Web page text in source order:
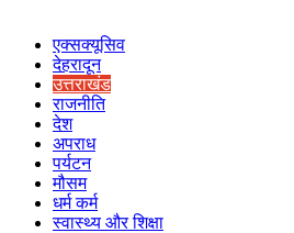
एक्सक्यूसिव
देहरादून
उत्तराखंड
राजनीति
देश
अपराध
पर्यटन
मौसम
धर्म कर्म
स्वास्थ्य और शिक्षा